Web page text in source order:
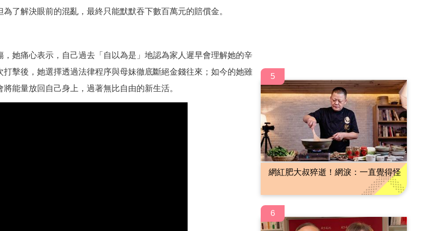
了解決眼前的混亂，最終只能默默吞下數百萬元的賠償金。
她痛心表示，自己過去「自以為是」地認為家人遲早會理解她的辛
擊後，她選擇透過法律程序與母妹徹底斷絕金錢往來；如今的她雖
能量放回自己身上，過著無比自由的新生活。
5
網紅肥大叔猝逝！網淚：一直覺得怪
6